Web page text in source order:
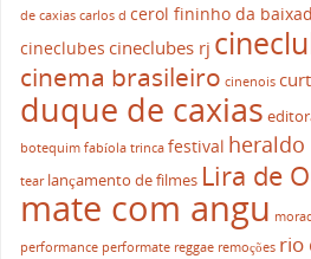
de caxias carlos d cerol fininho da
cineclubes cineclubes rj
cinema brasileiro cinenois
duque de caxias
botequim fabíola trinca festival heraldo
tear lançamento de filmes Lira de
mate com angu
performance performate reggae remoções rio